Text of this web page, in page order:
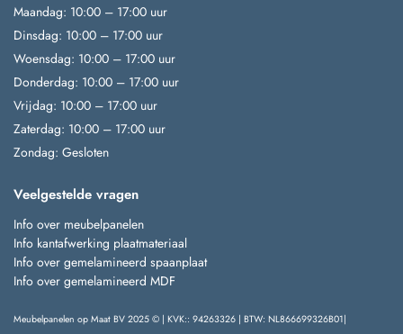
Maandag: 10:00 – 17:00 uur
Dinsdag: 10:00 – 17:00 uur
Woensdag: 10:00 – 17:00 uur
Donderdag: 10:00 – 17:00 uur
Vrijdag: 10:00 – 17:00 uur
Zaterdag: 10:00 – 17:00 uur
Zondag: Gesloten
Veelgestelde vragen
Info over meubelpanelen
Info kantafwerking plaatmateriaal
Info over gemelamineerd spaanplaat
Info over gemelamineerd MDF
Meubelpanelen op Maat BV 2025 © | KVK:: 94263326 | BTW: NL866699326B01|